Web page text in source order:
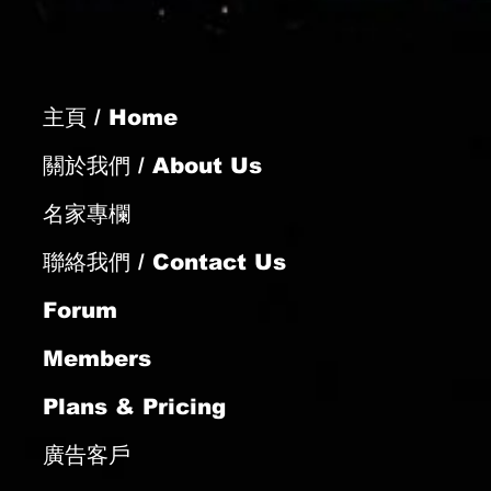
心背城借一
主頁 / Home
關於我們 / About Us
名家專欄
聯絡我們 / Contact Us
Forum
Members
Plans & Pricing
廣告客戶